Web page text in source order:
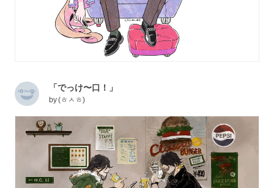
「でっけ〜口！」
by(ㅎㅅㅎ)